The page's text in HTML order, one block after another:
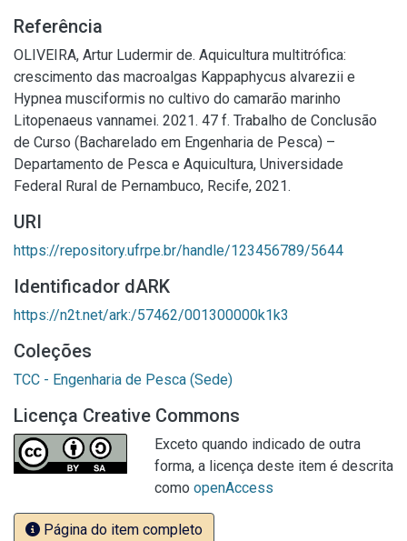
Referência
OLIVEIRA, Artur Ludermir de. Aquicultura multitrófica:
crescimento das macroalgas Kappaphycus alvarezii e
Hypnea musciformis no cultivo do camarão marinho
Litopenaeus vannamei. 2021. 47 f. Trabalho de Conclusão
de Curso (Bacharelado em Engenharia de Pesca) –
Departamento de Pesca e Aquicultura, Universidade
Federal Rural de Pernambuco, Recife, 2021.
URI
https://repository.ufrpe.br/handle/123456789/5644
Identificador dARK
https://n2t.net/ark:/57462/001300000k1k3
Coleções
TCC - Engenharia de Pesca (Sede)
Licença Creative Commons
Exceto quando indicado de outra
forma, a licença deste item é descrita
como openAccess
Página do item completo